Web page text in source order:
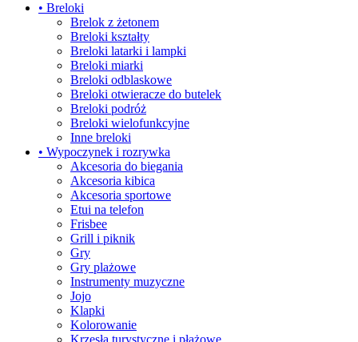
• Breloki
Brelok z żetonem
Breloki kształty
Breloki latarki i lampki
Breloki miarki
Breloki odblaskowe
Breloki otwieracze do butelek
Breloki podróż
Breloki wielofunkcyjne
Inne breloki
• Wypoczynek i rozrywka
Akcesoria do biegania
Akcesoria kibica
Akcesoria sportowe
Etui na telefon
Frisbee
Grill i piknik
Gry
Gry plażowe
Instrumenty muzyczne
Jojo
Klapki
Kolorowanie
Krzesła turystyczne i płażowe